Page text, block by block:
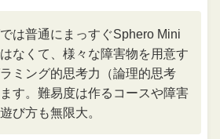
は普通にまっすぐSphero Mini
なくて、様々な障害物を用意す
ミング的思考力（論理的思考
す。難易度は作るコースや障害
び方も無限大。